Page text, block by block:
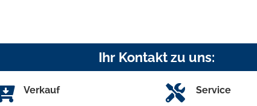
Ihr Kontakt zu uns:
Verkauf Service